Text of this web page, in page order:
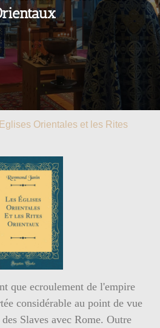
Eglises Orientales et les Rites
que ecroulement de l'empire
considérable au point de vue
Slaves avec Rome. Outre